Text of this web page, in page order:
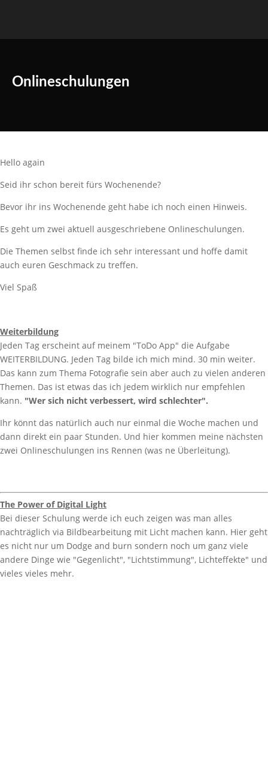
Onlineschulungen
Hello again
Seid ihr schon bereit fürs Wochenende?
Bevor ihr ins Wochenende geht habe ich noch einen Hinweis.
Es geht um zwei aktuell ausgeschriebene Onlineschulungen.
Die Themen selbst finde ich sehr interessant und hoffe damit
auch euren Geschmack zu treffen.
Viel Spaß
Weiterbildung
Jeden Tag erscheint auf meinem "ToDo App" die Aufgabe
WEITERBILDUNG. Jeden Tag bilde ich mich mind. 30 min weiter.
Das kann zum Thema Fotografie sein aber auch zu vielen anderen
Themen. Das ist etwas das ich jedem wirklich nur empfehlen
kann. "Wer sich nicht verbessert, wird schlechter".
Ihr könnt das natürlich auch nur einmal die Woche machen und
dann direkt ein paar Stunden. Und hier kommen meine nächsten
zwei Onlineschulungen ins Rennen (was ne Überleitung).
The Power of Digital Light
Bei dieser Schulung werde ich euch zeigen was man alles
nachträglich via Bildbearbeitung mit Licht machen kann. Hier geht
es nicht nur um Dodge and burn sondern noch um ganz viele
andere Dinge wie "Gegenlicht", "Lichtstimmung", Lichteffekte" und
vieles vieles mehr.